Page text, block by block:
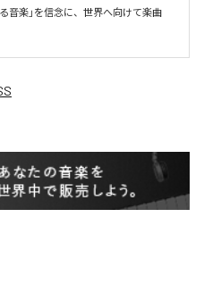
音楽」を信念に、世界へ向けて楽曲